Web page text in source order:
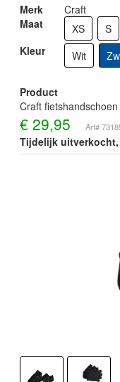
Merk
Craft
Maat
XS S
Kleur
Wit
Product
Craft
€ 29,95 Art#
Tijdelijk uitverkocht,